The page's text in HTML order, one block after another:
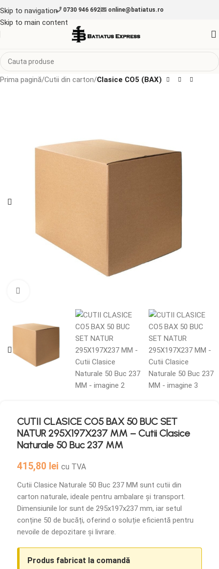
Skip to navigation
Skip to main content
0730 946 692 online@batiatus.ro
Prima pagină Cutii din carton Clasice CO5 (BAX)
CUTII CLASICE CO5 BAX 50 BUC SET
NATUR 295X197X237 MM – Cutii Clasice
Naturale 50 Buc 237 MM
415,80 lei cu TVA
Cutii Clasice Naturale 50 Buc 237 MM sunt cutii din
carton naturale, ideale pentru ambalare și transport.
Dimensiunile lor sunt de 295x197x237 mm, iar setul
conține 50 de bucăți, oferind o soluție eficientă pentru
nevoile de depozitare și livrare.
Produs fabricat la comandă